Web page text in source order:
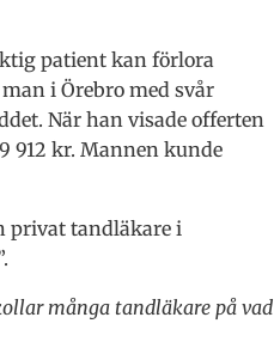
patient kan förlora
i Örebro med svår
När han visade offerten
912 kr. Mannen kunde
privat tandläkare i
många tandläkare på vad